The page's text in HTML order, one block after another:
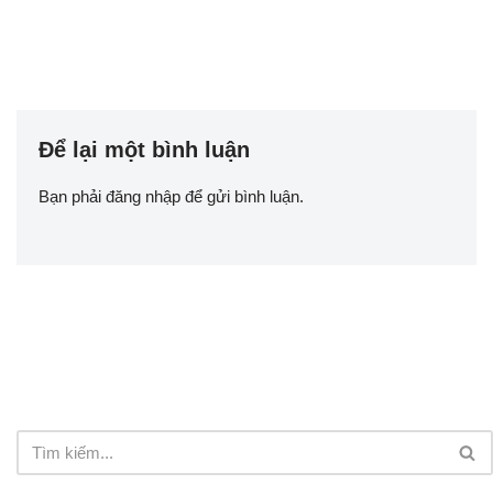
Để lại một bình luận
Bạn phải đăng nhập để gửi bình luận.